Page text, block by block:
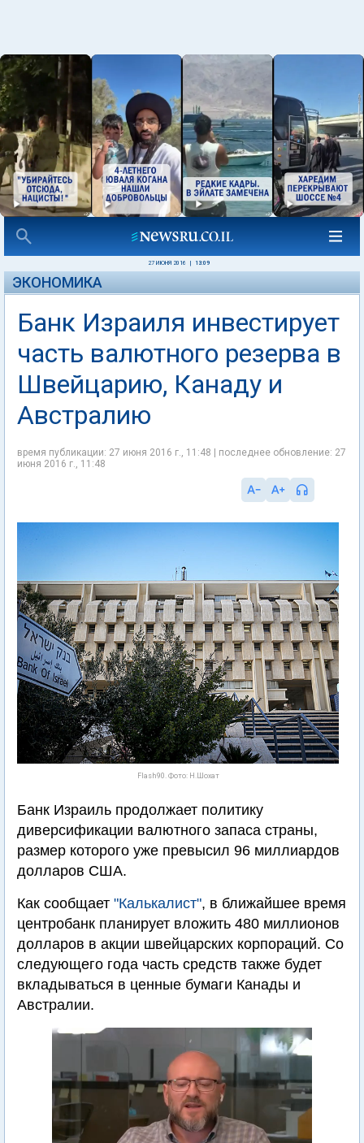
27 ИЮНЯ 2016 13:09
ЭКОНОМИКА
Банк Израиля инвестирует
часть валютного резерва в
Швейцарию, Канаду и
Австралию
время публикации: 27 июня 2016 г., 11:48 | последнее обновление: 27
июня 2016 г., 11:48
Flash90. Фото: Н.Шохат
Банк Израиль продолжает политику
диверсификации валютного запаса страны,
размер которого уже превысил 96 миллиардов
долларов США.
Как сообщает "Калькалист", в ближайшее время
центробанк планирует вложить 480 миллионов
долларов в акции швейцарских корпораций. Со
следующего года часть средств также будет
вкладываться в ценные бумаги Канады и
Австралии.